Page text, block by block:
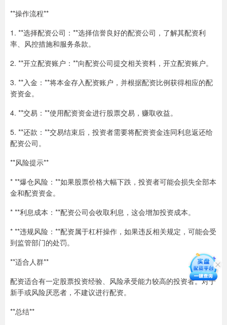
**操作流程**
1. **选择配资公司：**选择信誉良好的配资公司，了解其配资利
率、风控措施和服务条款。
2. **开立配资账户：**向配资公司提交相关资料，开立配资账户。
3. **入金：**将本金存入配资账户，并根据配资比例获得相应的配
资资金。
4. **交易：**使用配资资金进行股票交易，赚取收益。
5. **还款：**交易结束后，投资者需要将配资资金连同利息返还给
配资公司。
**风险提示**
* **爆仓风险：**如果股票价格大幅下跌，投资者可能会损失全部本
金和配资资金。
* **利息成本：**配资公司会收取利息，这会增加投资成本。
* **违规风险：**配资属于杠杆操作，如果违反相关规定，可能会受
到监管部门的处罚。
**适合人群**
配资适合有一定股票投资经验、风险承受能力较高的投资者。对于
新手或风险厌恶者，不建议进行配资。
**总结**